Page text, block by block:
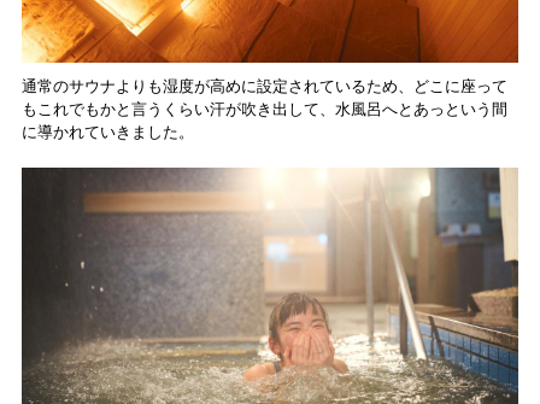
通常のサウナよりも湿度が高めに設定されているため、どこに座って
もこれでもかと言うくらい汗が吹き出して、水風呂へとあっという間
に導かれていきました。